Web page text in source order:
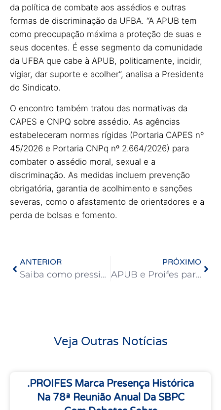
da política de combate aos assédios e outras
formas de discriminação da UFBA. “A APUB tem
como preocupação máxima a proteção de suas e
seus docentes. É esse segmento da comunidade
da UFBA que cabe à APUB, politicamente, incidir,
vigiar, dar suporte e acolher”, analisa a Presidenta
do Sindicato.
O encontro também tratou das normativas da
CAPES e CNPQ sobre assédio. As agências
estabeleceram normas rígidas (Portaria CAPES nº
45/2026 e Portaria CNPq nº 2.664/2026) para
combater o assédio moral, sexual e a
discriminação. As medidas incluem prevenção
obrigatória, garantia de acolhimento e sanções
severas, como o afastamento de orientadores e a
perda de bolsas e fomento.
ANTERIOR
Saiba como pressionar os senadores para aprovação do fim da escala 6×1
PRÓXIMO
APUB e Proifes participam de reunião presencial do CPRSC
Veja Outras Notícias
.PROIFES Marca Presença Histórica
Na 78ª Reunião Anual Da SBPC